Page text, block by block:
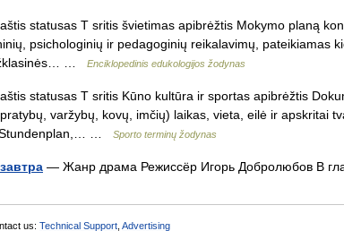
statusas T sritis švietimas apibrėžtis Mokymo planą
psichologinių ir pedagoginių reikalavimų, pateikiamas
…
Enciklopedinis edukologijos žodynas
statusas T sritis Kūno kultūra ir sportas apibrėžtis
varžybų, kovų, imčių) laikas, vieta, eilė ir apskritai
Stundenplan,… …
Sporto terminų žodynas
— Жанр драма Режиссёр Игорь Добролюбов В
us: Technical Support Advertising